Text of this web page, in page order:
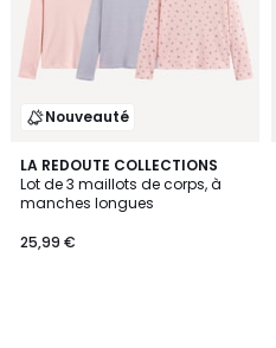
Nouveauté
LA REDOUTE COLLECTIONS
Lot de 3 maillots de corps, à
manches longues
€.
25,99 €